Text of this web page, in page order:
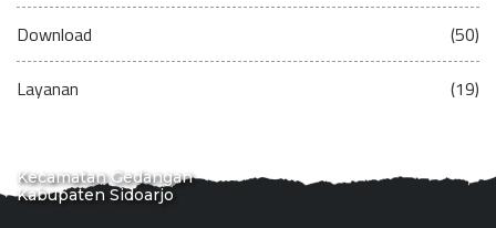
Download (50)
Layanan (19)
Kecamatan Gedangan
Kabupaten Sidoarjo